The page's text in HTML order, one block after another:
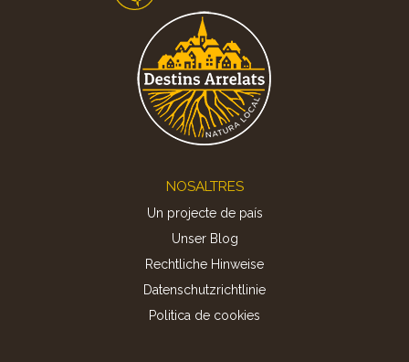
NOSALTRES
Un projecte de país
Unser Blog
Rechtliche Hinweise
Datenschutzrichtlinie
Politica de cookies